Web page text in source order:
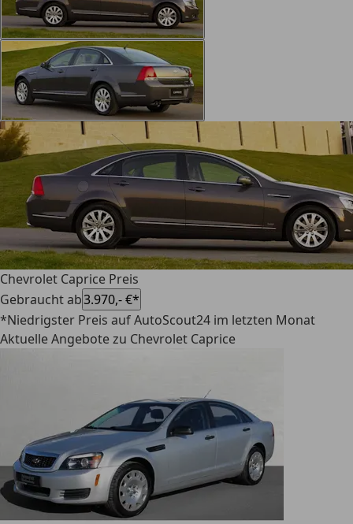
Chevrolet Caprice Preis
Gebraucht ab3.970,- €*
*Niedrigster Preis auf AutoScout24 im letzten Monat
Aktuelle Angebote zu Chevrolet Caprice